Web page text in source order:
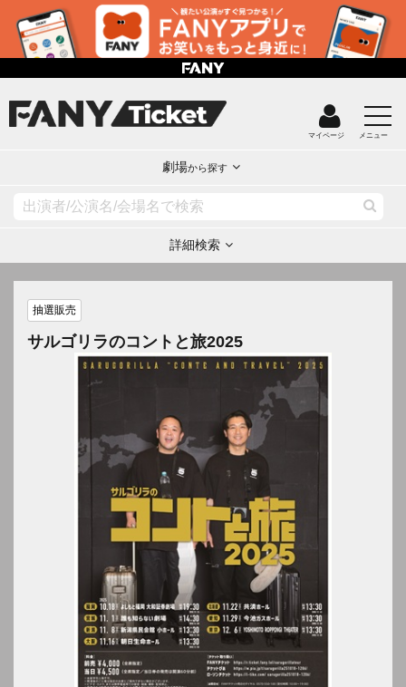
マイページ メニュー
劇場から探す
詳細検索
抽選販売
サルゴリラのコントと旅2025